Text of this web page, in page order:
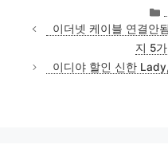
테
이더넷 케이블 연결안
지 5
이디야 할인 신한